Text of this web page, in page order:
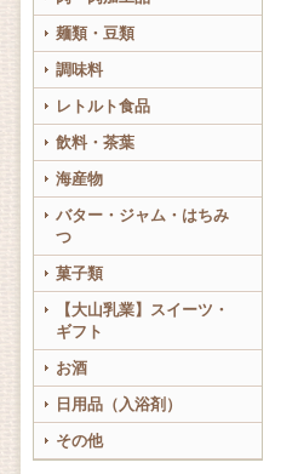
麺類・豆類
調味料
レトルト食品
飲料・茶葉
海産物
バター・ジャム・はちみ
つ
菓子類
【大山乳業】スイーツ・
ギフト
お酒
日用品（入浴剤）
その他